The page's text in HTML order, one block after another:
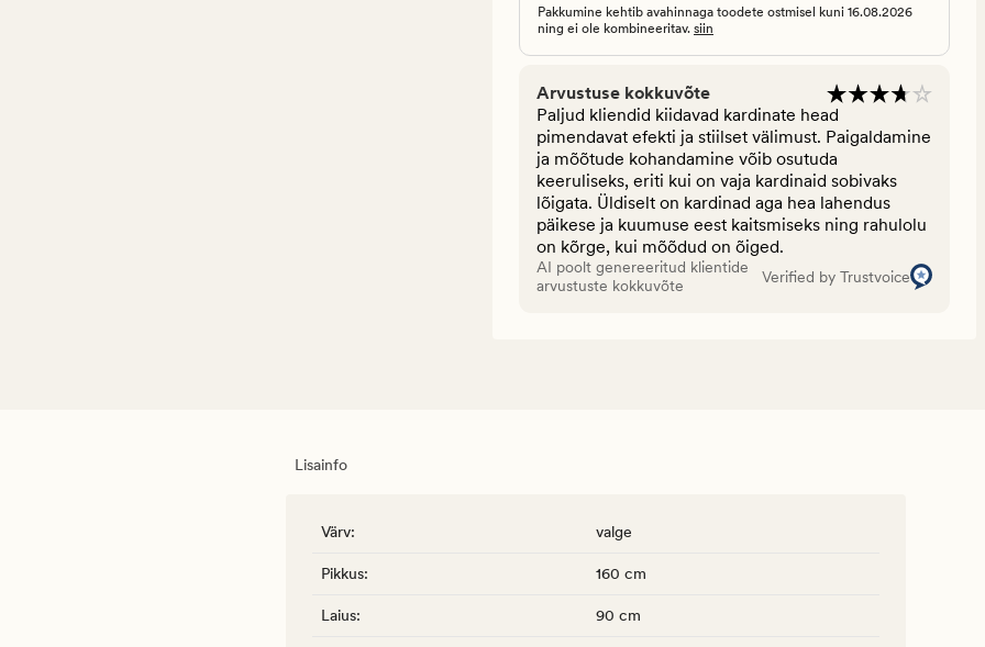
Pakkumine kehtib avahinnaga toodete ostmisel kuni 16.08.2026
ning ei ole kombineeritav. siin
Arvustuse kokkuvõte
Paljud kliendid kiidavad kardinate head
pimendavat efekti ja stiilset välimust. Paigaldamine
ja mõõtude kohandamine võib osutuda
keeruliseks, eriti kui on vaja kardinaid sobivaks
lõigata. Üldiselt on kardinad aga hea lahendus
päikese ja kuumuse eest kaitsmiseks ning rahulolu
on kõrge, kui mõõdud on õiged.
AI poolt genereeritud klientide
arvustuste kokkuvõte
Verified by Trustvoice
Lisainfo
Värv: valge
Pikkus: 160 cm
Laius: 90 cm